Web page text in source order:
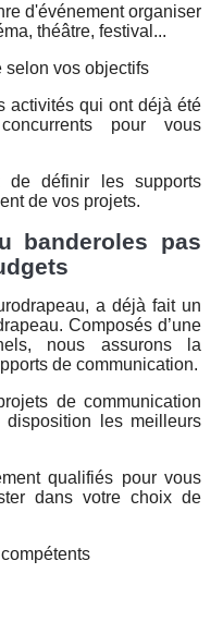
d'événement organiser
théâtre, festival...
selon vos objectifs
activités qui ont déjà été
pour vous
de définir les supports
de vos projets.
banderoles pas
a déjà fait un
Composés d’une
nous assurons la
de communication.
de communication
les meilleurs
qualifiés pour vous
dans votre choix de